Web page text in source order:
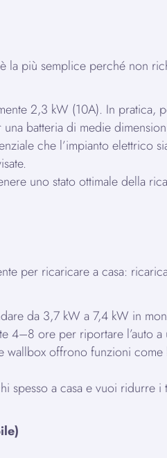
la più semplice perché non
2,3 kW (10A). In pratica,
una batteria di medie
che l’impianto elettrico
uno stato ottimale della
per ricaricare a casa:
da 3,7 kW a 7,4 kW in
4–8 ore per riportare l’auto
wallbox offrono funzioni
spesso a casa e vuoi ridurre